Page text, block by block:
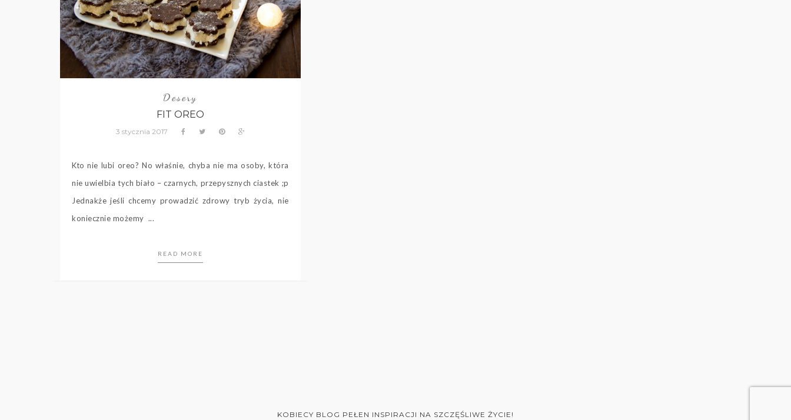
Desery
FIT OREO
3 stycznia 2017
Kto nie lubi oreo? No właśnie, chyba nie ma osoby, która
nie uwielbia tych biało – czarnych, przepysznych ciastek ;p
Jednakże jeśli chcemy prowadzić zdrowy tryb życia, nie
koniecznie możemy ...
READ MORE
KOBIECY BLOG PEŁEN INSPIRACJI NA SZCZĘŚLIWE ŻYCIE!